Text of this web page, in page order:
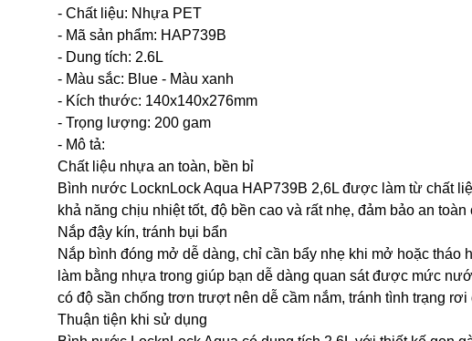
- Chất liệu: Nhựa PET
- Mã sản phẩm: HAP739B
- Dung tích: 2.6L
- Màu sắc: Blue - Màu xanh
- Kích thước: 140x140x276mm
- Trọng lượng: 200 gam
- Mô tả:
Chất liệu nhựa an toàn, bền bỉ
Bình nước LocknLock Aqua HAP739B 2,6L được làm từ chất
khả năng chịu nhiệt tốt, độ bền cao và rất nhẹ, đảm bảo an
Nắp đậy kín, tránh bụi bẩn
Nắp bình đóng mở dễ dàng, chỉ cần bẩy nhẹ khi mở hoặc
làm bằng nhựa trong giúp bạn dễ dàng quan sát được mức
có độ sần chống trơn trượt nên dễ cầm nắm, tránh tình trạng rơi
Thuận tiện khi sử dụng